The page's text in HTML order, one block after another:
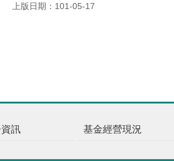
上版日期：101-05-17
訊 基金經營現況